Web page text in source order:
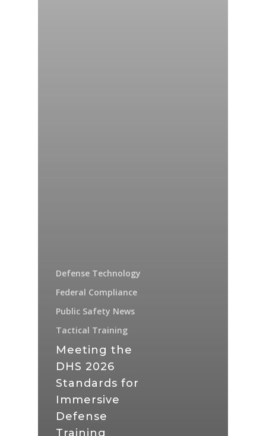
Defense Technology
Federal Compliance
Public Safety News
Tactical Training
Meeting the
DHS 2026
Standards for
Immersive
Defense
Training